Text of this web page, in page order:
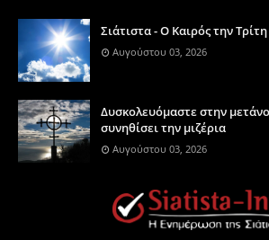
Σιάτιστα - Ο Καιρός την
Αυγούστου 03, 2026
Δυσκολευόμαστε στην
συνηθίσει την μιζέρια
Αυγούστου 03, 2026